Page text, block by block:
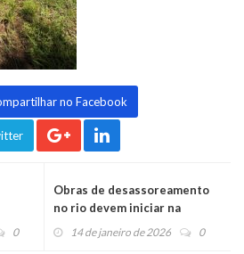
no Facebook
0
Obras de desassoreamento
no rio devem iniciar na
segunda-feira
14 de janeiro de 2026 0